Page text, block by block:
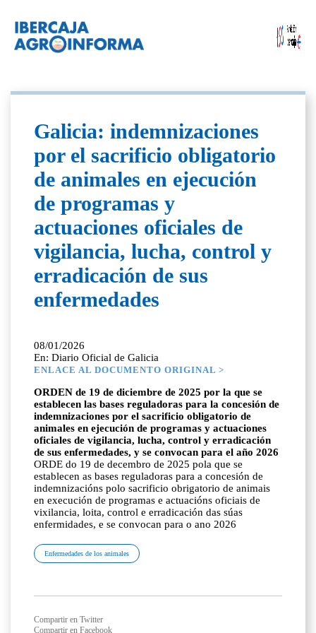
Galicia: indemnizaciones
por el sacrificio obligatorio
de animales en ejecución
de programas y
actuaciones oficiales de
vigilancia, lucha, control y
erradicación de sus
enfermedades
08/01/2026
En: Diario Oficial de Galicia
ENLACE AL DOCUMENTO ORIGINAL >
ORDEN de 19 de diciembre de 2025 por la que se
establecen las bases reguladoras para la concesión de
indemnizaciones por el sacrificio obligatorio de
animales en ejecución de programas y actuaciones
oficiales de vigilancia, lucha, control y erradicación
de sus enfermedades, y se convocan para el año 2026
ORDE do 19 de decembro de 2025 pola que se
establecen as bases reguladoras para a concesión de
indemnizacións polo sacrificio obrigatorio de animais
en execución de programas e actuacións oficiais de
vixilancia, loita, control e erradicación das súas
enfermidades, e se convocan para o ano 2026
Enfermedades de los animales
Compartir en Twitter
Compartir en Facebook